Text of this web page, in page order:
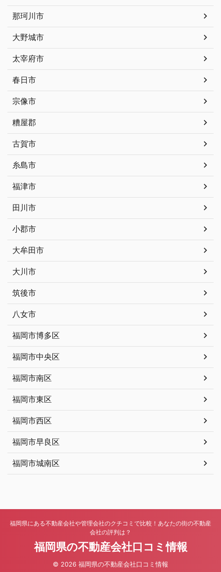
那珂川市
大野城市
太宰府市
春日市
宗像市
糟屋郡
古賀市
糸島市
福津市
田川市
小郡市
大牟田市
大川市
筑後市
八女市
福岡市博多区
福岡市中央区
福岡市南区
福岡市東区
福岡市西区
福岡市早良区
福岡市城南区
福岡県にある不動産会社や管理会社のクチコミで比較！あなたの街の不動産
会社の評判は？
福岡県の不動産会社口コミ情報
© 2026 福岡県の不動産会社口コミ情報